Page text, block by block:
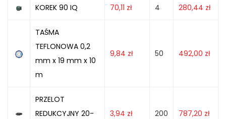
KOREK 90 IQ 70,11 zł 4 280,44 zł
TAŚMA
TEFLONOWA 0,2
mm x 19 mm x 10
m
9,84 zł 50 492,00 zł
PRZELOT
REDUKCYJNY 20-
3,94 zł 200 787,20 zł